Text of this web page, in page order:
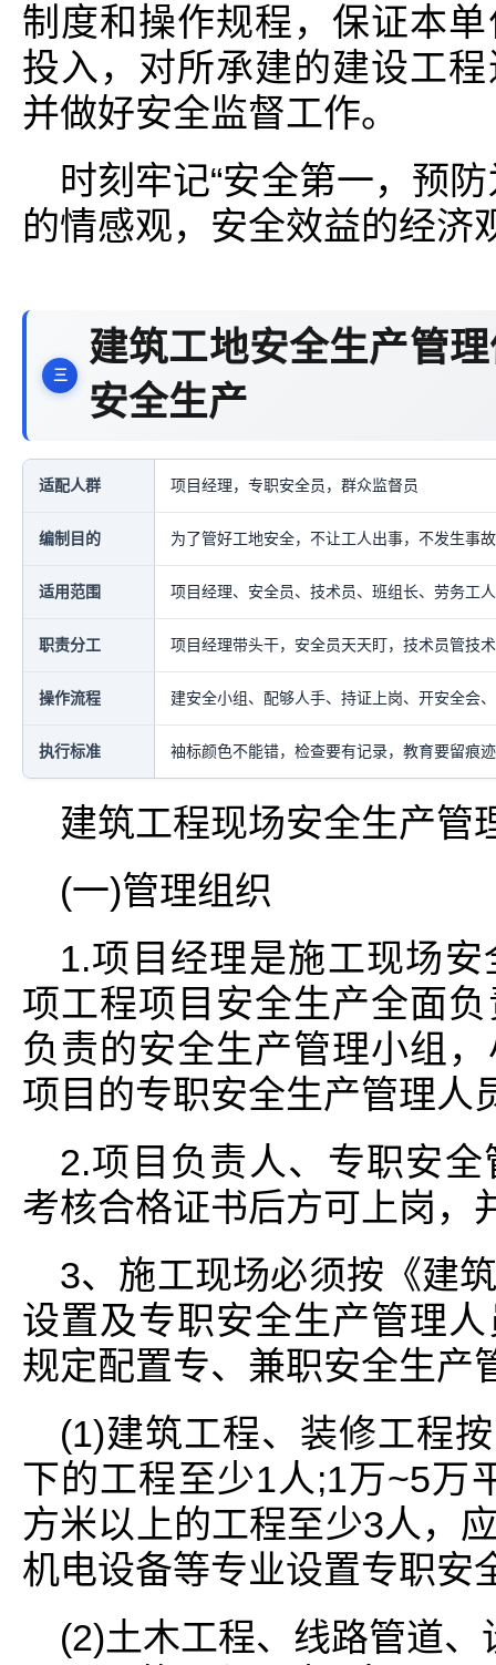
制度和操作规程，保证本
投入，对所承建的建设工
并做好安全监督工作。
时刻牢记“安全第一，预
的情感观，安全效益的经济
建筑工地安全生产管
安全生产
适配人群 项目经理，专职安全员，群众监督员
编制目的 为了管好工地安全，不让工人出事，不发生事
适用范围 项目经理、安全员、技术员、班组长、劳务工
职责分工 项目经理带头干，安全员天天盯，技术员管技
操作流程 建安全小组、配够人手、持证上岗、开安全会
执行标准 袖标颜色不能错，检查要有记录，教育要留痕
建筑工程现场安全生产管
(一)管理组织
1.项目经理是施工现场
项工程项目安全生产全面
负责的安全生产管理小组
项目的专职安全生产管理人
2.项目负责人、专职安
考核合格证书后方可上岗，
3、施工现场必须按《建
设置及专职安全生产管理
规定配置专、兼职安全生产
(1)建筑工程、装修工程
下的工程至少1人;1万~5万
方米以上的工程至少3人，
机电设备等专业设置专职安
(2)土木工程、线路管道